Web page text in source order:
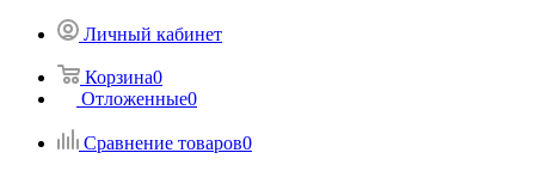
Личный кабинет
Корзина0
Отложенные0
Сравнение товаров0